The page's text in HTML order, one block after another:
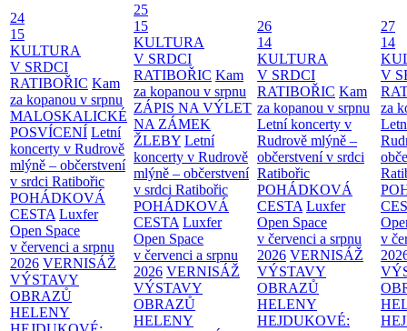
24
15
KULTURA
V SRDCI
RATIBOŘIC Kam
za kopanou v srpnu
MALOSKALICKÉ
POSVÍCENÍ Letní
koncerty v Rudrově
mlýně – občerstvení
v srdci Ratibořic
POHÁDKOVÁ
CESTA Luxfer
Open Space
v červenci a srpnu
2026 VERNISÁŽ
VÝSTAVY
OBRAZŮ
HELENY
25
15
KULTURA
V SRDCI
RATIBOŘIC Kam
za kopanou v srpnu
ZÁPIS NA VÝLET
NA ZÁMEK
ŽLEBY Letní
koncerty v Rudrově
mlýně – občerstvení
v srdci Ratibořic
POHÁDKOVÁ
CESTA Luxfer
Open Space
v červenci a srpnu
2026 VERNISÁŽ
VÝSTAVY
OBRAZŮ
HELENY
26
14
KULTURA
V SRDCI
RATIBOŘIC Kam
za kopanou v srpnu
Letní koncerty v
Rudrově mlýně –
občerstvení v srdci
Ratibořic
POHÁDKOVÁ
CESTA Luxfer
Open Space
v červenci a srpnu
2026 VERNISÁŽ
VÝSTAVY
OBRAZŮ
HELENY
HEJDUKOVÉ:
27
14
V
za
v